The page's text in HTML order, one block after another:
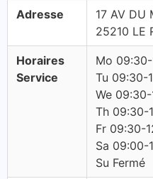
Adresse
17 AV DU
25210 LE
Horaires
Service
Mo
Tu 09:30-
We
Th 09:30-
Fr 09:30-
Sa 09:00-
Su Fermé